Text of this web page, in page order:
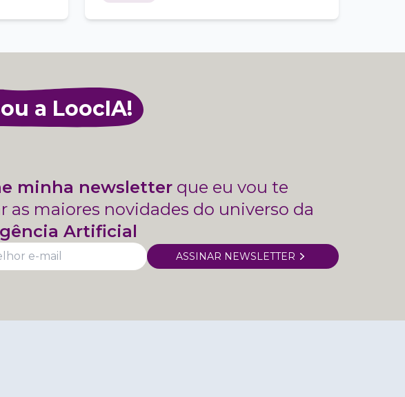
a LoocIA!
minha newsletter que eu vou te
as maiores novidades do universo da
Artificial
ASSINAR NEWSLETTER